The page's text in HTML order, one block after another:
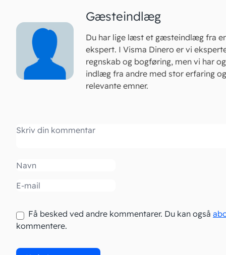
Gæsteindlæg
Du har lige læst et gæsteindlæg fra
ekspert. I Visma Dinero er vi
regnskab og bogføring, men vi har
indlæg fra andre med stor erfaring
relevante emner.
Kommentar
Navn
Email
Få besked ved andre kommentarer. Du kan også
kommentere.